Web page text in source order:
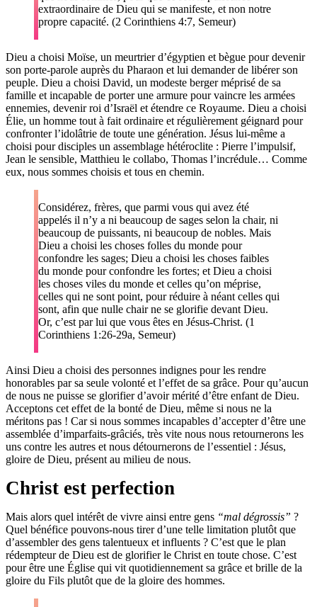
extraordinaire de Dieu qui se manifeste, et non notre
propre capacité. (2 Corinthiens 4:7, Semeur)
Dieu a choisi Moïse, un meurtrier d’égyptien et bègue pour devenir
son porte-parole auprès du Pharaon et lui demander de libérer son
peuple. Dieu a choisi David, un modeste berger méprisé de sa
famille et incapable de porter une armure pour vaincre les armées
ennemies, devenir roi d’Israël et étendre ce Royaume. Dieu a choisi
Élie, un homme tout à fait ordinaire et régulièrement géignard pour
confronter l’idolâtrie de toute une génération. Jésus lui-même a
choisi pour disciples un assemblage hétéroclite : Pierre l’impulsif,
Jean le sensible, Matthieu le collabo, Thomas l’incrédule… Comme
eux, nous sommes choisis et tous en chemin.
Considérez, frères, que parmi vous qui avez été
appelés il n’y a ni beaucoup de sages selon la chair, ni
beaucoup de puissants, ni beaucoup de nobles. Mais
Dieu a choisi les choses folles du monde pour
confondre les sages; Dieu a choisi les choses faibles
du monde pour confondre les fortes; et Dieu a choisi
les choses viles du monde et celles qu’on méprise,
celles qui ne sont point, pour réduire à néant celles qui
sont, afin que nulle chair ne se glorifie devant Dieu.
Or, c’est par lui que vous êtes en Jésus-Christ. (1
Corinthiens 1:26-29a, Semeur)
Ainsi Dieu a choisi des personnes indignes pour les rendre
honorables par sa seule volonté et l’effet de sa grâce. Pour qu’aucun
de nous ne puisse se glorifier d’avoir mérité d’être enfant de Dieu.
Acceptons cet effet de la bonté de Dieu, même si nous ne la
méritons pas ! Car si nous sommes incapables d’accepter d’être une
assemblée d’imparfaits-grâciés, très vite nous nous retournerons les
uns contre les autres et nous détournerons de l’essentiel : Jésus,
gloire de Dieu, présent au milieu de nous.
Christ est perfection
Mais alors quel intérêt de vivre ainsi entre gens “mal dégrossis” ?
Quel bénéfice pouvons-nous tirer d’une telle limitation plutôt que
d’assembler des gens talentueux et influents ? C’est que le plan
rédempteur de Dieu est de glorifier le Christ en toute chose. C’est
pour être une Église qui vit quotidiennement sa grâce et brille de la
gloire du Fils plutôt que de la gloire des hommes.